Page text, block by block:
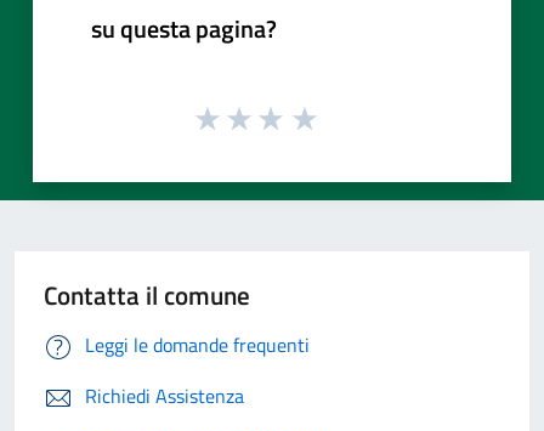
su questa pagina?
Contatta il comune
Leggi le domande frequenti
Richiedi Assistenza